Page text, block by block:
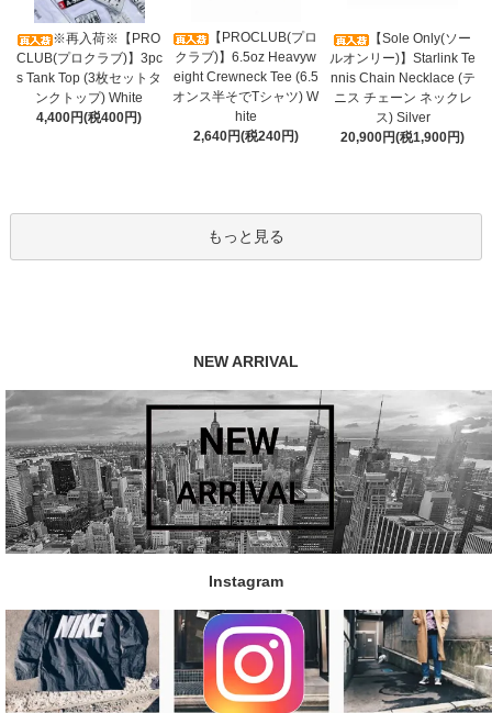
※再入荷※【PRO
CLUB(プロクラブ)】3pc
s Tank Top (3枚セットタ
ンクトップ) White
4,400円(税400円)
【PROCLUB(プロ
クラブ)】6.5oz Heavyw
eight Crewneck Tee (6.5
オンス半そでTシャツ) W
hite
2,640円(税240円)
【Sole Only(ソー
ルオンリー)】Starlink Te
nnis Chain Necklace (テ
ニス チェーン ネックレ
ス) Silver
20,900円(税1,900円)
もっと見る
NEW ARRIVAL
Instagram